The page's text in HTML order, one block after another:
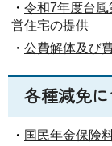
・ 令和7年度台
営住宅の提供
・ 公費解体及び
各種減免
・ 国民年金保険